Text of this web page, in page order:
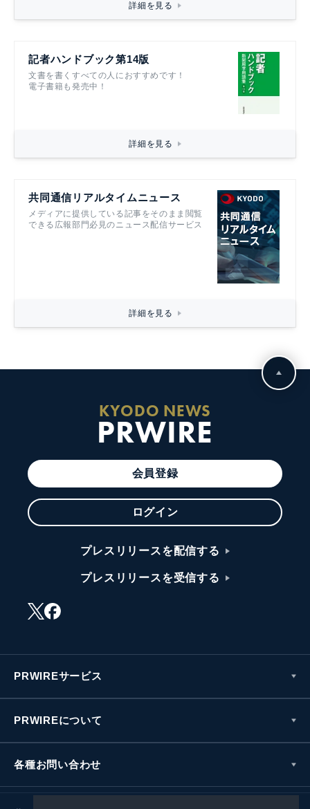
詳細を見る
記者ハンドブック第14版
文書を書くすべての人におすすめです！
電子書籍も発売中！
詳細を見る
共同通信リアルタイムニュース
メディアに提供している記事をそのまま閲覧
できる広報部門必見のニュース配信サービス
詳細を見る
KYODO NEWS
PRWIRE
会員登録
ログイン
プレスリリースを配信する
プレスリリースを受信する
PRWIREサービス
PRWIREについて
各種お問い合わせ